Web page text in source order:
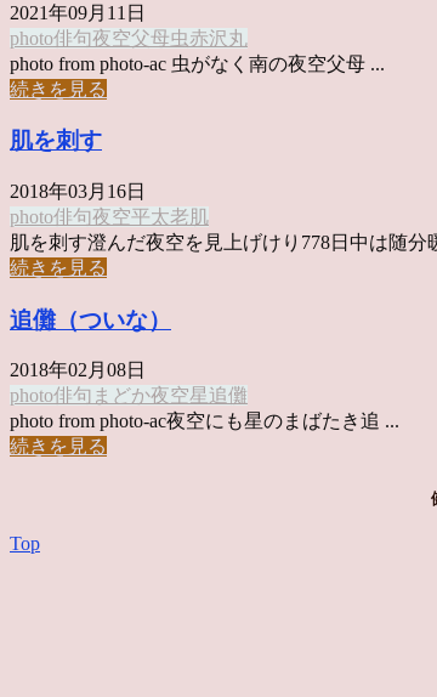
2021年09月11日
photo俳句夜空父母虫赤沢丸
photo from photo-ac 虫がなく南の夜空父母 ...
続きを見る
肌を刺す
2018年03月16日
photo俳句夜空平太老 肌
肌を刺す澄んだ夜空を見上げけり778日中は随分
続きを見る
追儺（ついな）
2018年02月08日
photo俳句 まどか夜空星追儺
photo from photo-ac夜空にも星のまばたき追 ...
続きを見る
Top